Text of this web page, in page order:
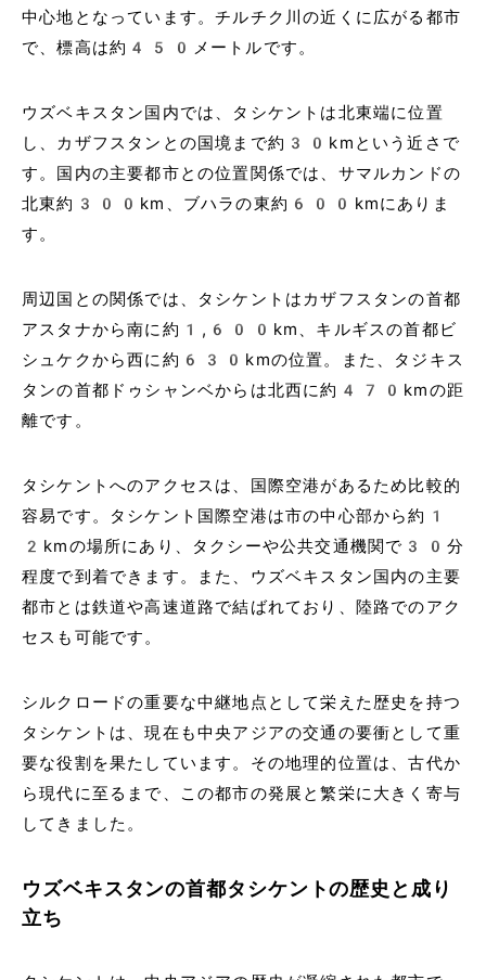
中心地となっています。チルチク川の近くに広がる都市
で、標高は約450メートルです。
ウズベキスタン国内では、タシケントは北東端に位置
し、カザフスタンとの国境まで約30kmという近さで
す。国内の主要都市との位置関係では、サマルカンドの
北東約300km、ブハラの東約600kmにありま
す。
周辺国との関係では、タシケントはカザフスタンの首都
アスタナから南に約1,600km、キルギスの首都ビ
シュケクから西に約630kmの位置。また、タジキス
タンの首都ドゥシャンベからは北西に約470kmの距
離です。
タシケントへのアクセスは、国際空港があるため比較的
容易です。タシケント国際空港は市の中心部から約1
2kmの場所にあり、タクシーや公共交通機関で30分
程度で到着できます。また、ウズベキスタン国内の主要
都市とは鉄道や高速道路で結ばれており、陸路でのアク
セスも可能です。
シルクロードの重要な中継地点として栄えた歴史を持つ
タシケントは、現在も中央アジアの交通の要衝として重
要な役割を果たしています。その地理的位置は、古代か
ら現代に至るまで、この都市の発展と繁栄に大きく寄与
してきました。
ウズベキスタンの首都タシケントの歴史と成り
立ち